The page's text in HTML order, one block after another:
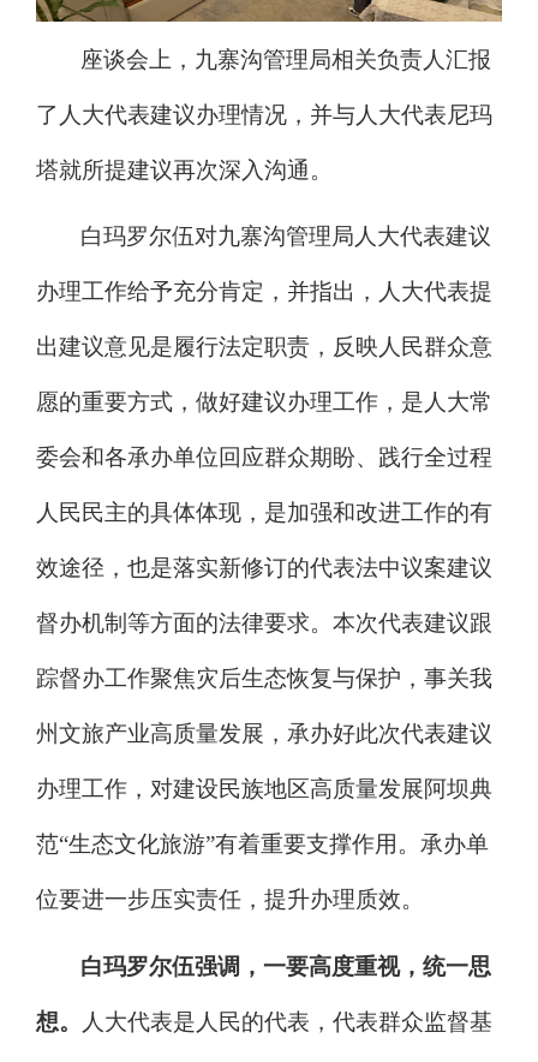
座谈会上，九寨沟管理局相关负责人汇报
了人大代表建议办理情况，并与人大代表尼玛
塔就所提建议再次深入沟通。
白玛罗尔伍对九寨沟管理局人大代表建议
办理工作给予充分肯定，并指出，人大代表提
出建议意见是履行法定职责，反映人民群众意
愿的重要方式，做好建议办理工作，是人大常
委会和各承办单位回应群众期盼、践行全过程
人民民主的具体体现，是加强和改进工作的有
效途径，也是落实新修订的代表法中议案建议
督办机制等方面的法律要求。 本次代表建议跟
踪督办工作聚焦灾后生态恢复与保护，事关我
州文旅产业高质量发展，承办好此次代表建议
办理工作 ， 对建设民族地区高质量发展阿坝典
范“生态文化旅游”有着重要支撑作用。承办单
位要进一步压实责任，提升办理质效。
白玛罗尔伍强调，一要高度重视，统一思
想。 人大代表是人民的代表，代表群众监督基